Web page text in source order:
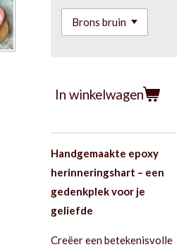
In winkelwagen
Handgemaakte epoxy
herinneringshart – een
gedenkplek voor je
geliefde
Creëer een betekenisvolle